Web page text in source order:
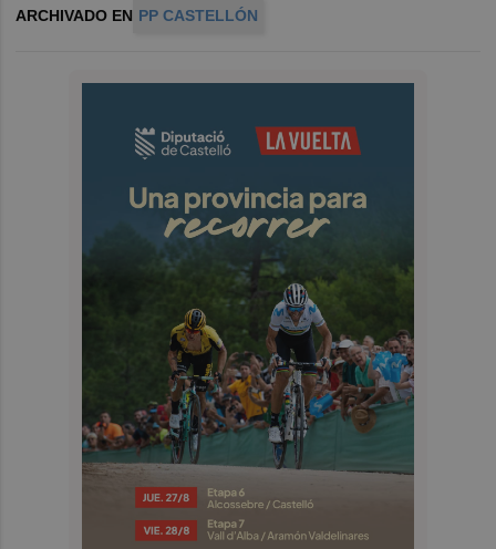
ARCHIVADO EN PP CASTELLÓN